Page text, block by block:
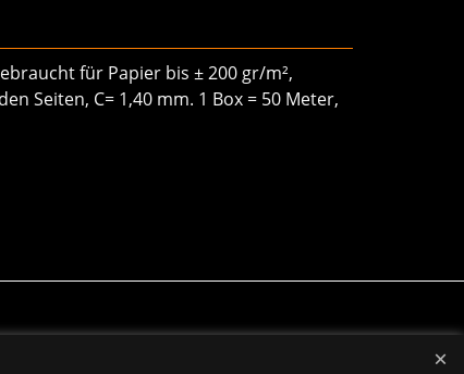
für Papier bis ± 200 gr/m²,
Seiten, C= 1,40 mm. 1 Box = 50 Meter,